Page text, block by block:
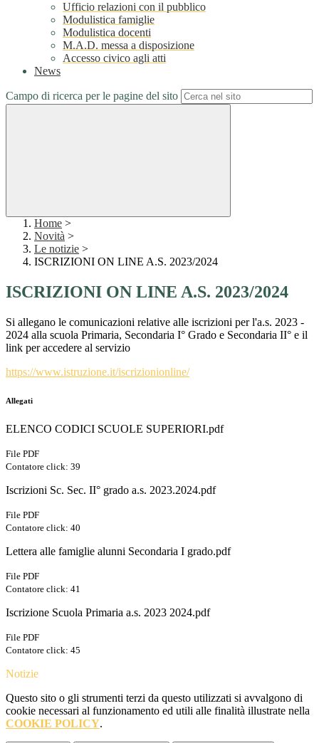
Ufficio relazioni con il pubblico
Modulistica famiglie
Modulistica docenti
M.A.D. messa a disposizione
Accesso civico agli atti
News
Campo di ricerca per le pagine del sito
Home >
Novità >
Le notizie >
ISCRIZIONI ON LINE A.S. 2023/2024
ISCRIZIONI ON LINE A.S. 2023/2024
Si allegano le comunicazioni relative alle iscrizioni per l'a.s. 2023 -
2024 alla scuola Primaria, Secondaria I° Grado e Secondaria II° e il
link per accedere al servizio
https://www.istruzione.it/iscrizionionline/
Allegati
ELENCO CODICI SCUOLE SUPERIORI.pdf
File PDF
Contatore click: 39
Iscrizioni Sc. Sec. II° grado a.s. 2023.2024.pdf
File PDF
Contatore click: 40
Lettera alle famiglie alunni Secondaria I grado.pdf
File PDF
Contatore click: 41
Iscrizione Scuola Primaria a.s. 2023 2024.pdf
File PDF
Contatore click: 45
Notizie
Questo sito o gli strumenti terzi da questo utilizzati si avvalgono di
cookie necessari al funzionamento ed utili alle finalità illustrate nella
COOKIE POLICY.